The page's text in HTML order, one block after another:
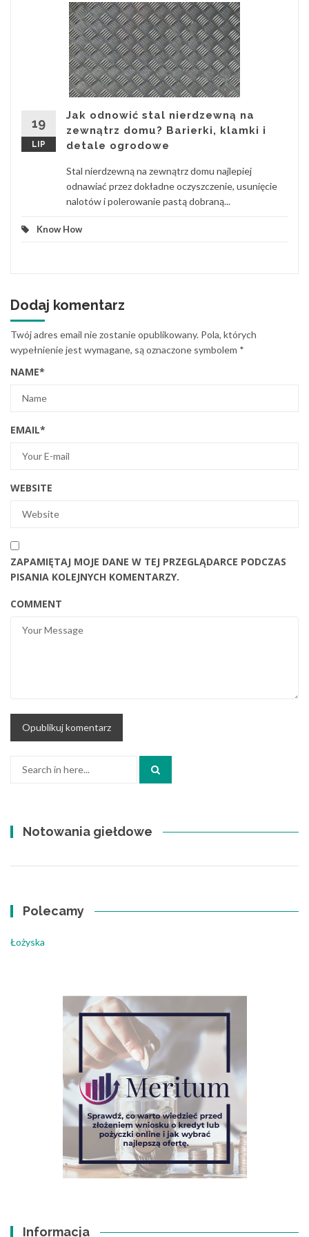
19
LIP
Jak odnowić stal nierdzewną na
zewnątrz domu? Barierki, klamki i
detale ogrodowe
Stal nierdzewną na zewnątrz domu najlepiej
odnawiać przez dokładne oczyszczenie, usunięcie
nalotów i polerowanie pastą dobraną...
Know How
Dodaj komentarz
Twój adres email nie zostanie opublikowany. Pola, których
wypełnienie jest wymagane, są oznaczone symbolem *
NAME*
EMAIL*
WEBSITE
ZAPAMIĘTAJ MOJE DANE W TEJ PRZEGLĄDARCE PODCZAS
PISANIA KOLEJNYCH KOMENTARZY.
COMMENT
Notowania giełdowe
Polecamy
Łożyska
Informacja